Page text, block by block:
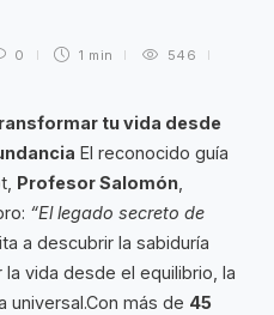
0 1 min 546
tu vida desde
El reconocido guía
Profesor Salomón
“El legado secreto de
a descubrir la sabiduría
vida desde el equilibrio, la
universal.Con más de 45